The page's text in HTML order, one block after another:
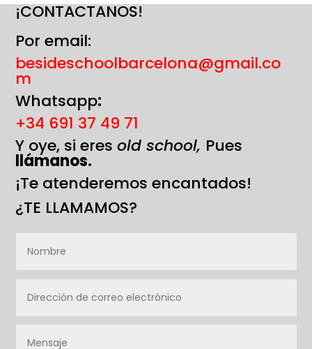
¡CONTACTANOS!
Por email:
besideschoolbarcelona@gmail.co
m
Whatsapp:
+34 691 37 49 71
Y oye, si eresold school, Pues
llámanos.
¡Te atenderemos encantados!
¿TE LLAMAMOS?